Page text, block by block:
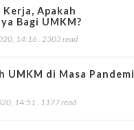
Kerja, Apakah
Bagi UMKM?
14:16 . 2303 read
UMKM di Masa Pandemi
14:51 . 1177 read